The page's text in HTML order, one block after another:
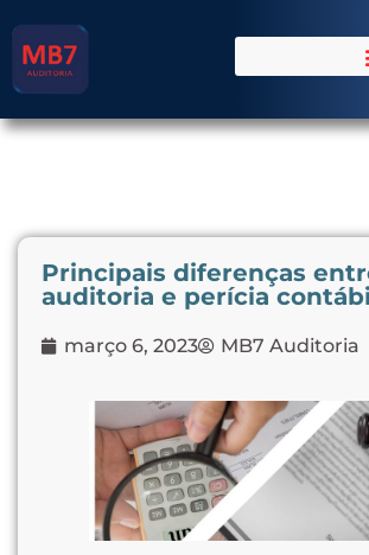
Principais diferenças
auditoria e perícia
março 6, 2023 MB7 Auditoria